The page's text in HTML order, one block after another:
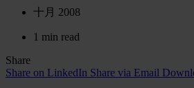
十月 2008
1 min read
Share
Share on LinkedIn Share via Email